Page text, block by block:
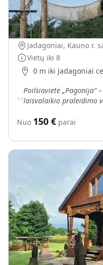
Skirmanto
Jadagoniai, Kauno r.
Vietų iki 8
0 m iki Jadagoniai
„Poilsiavietė „Pagonija“
laisvalaikio praleidimo
Nuo 150 € parai